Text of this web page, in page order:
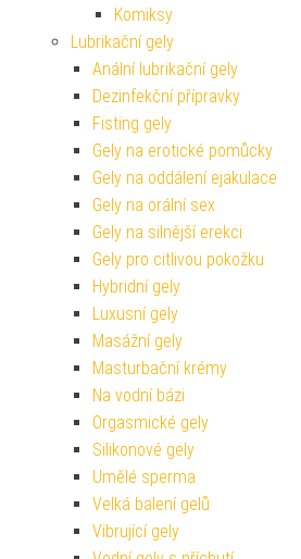
Komiksy
Lubrikační gely
Anální lubrikační gely
Dezinfekční přípravky
Fisting gely
Gely na erotické pomůcky
Gely na oddálení ejakulace
Gely na orální sex
Gely na silnější erekci
Gely pro citlivou pokožku
Hybridní gely
Luxusní gely
Masážní gely
Masturbační krémy
Na vodní bázi
Orgasmické gely
Silikonové gely
Umělé sperma
Velká balení gelů
Vibrující gely